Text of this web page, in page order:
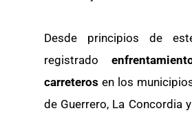
Desde principios de
registrado
carreteros en los
de Guerrero, La Concordia